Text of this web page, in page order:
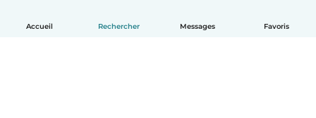
Accueil Rechercher Messages Favoris